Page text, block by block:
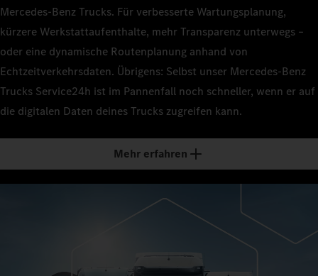
Mercedes‑Benz Trucks. Für verbesserte Wartungsplanung,
kürzere Werkstattaufenthalte, mehr Transparenz unterwegs –
oder eine dynamische Routenplanung anhand von
Echtzeitverkehrsdaten. Übrigens: Selbst unser Mercedes‑Benz
Trucks Service24h ist im Pannenfall noch schneller, wenn er auf
die digitalen Daten deines Trucks zugreifen kann.
Mehr erfahren